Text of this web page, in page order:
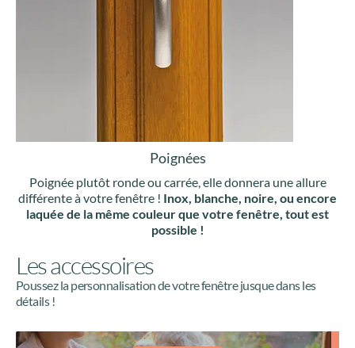
Poignées
Poignée plutôt ronde ou carrée, elle donnera une allure
différente à votre fenêtre ! Inox, blanche, noire, ou encore
laquée de la même couleur que votre fenêtre, tout est
possible !
Les accessoires
Poussez la personnalisation de votre fenêtre jusque dans les
détails !